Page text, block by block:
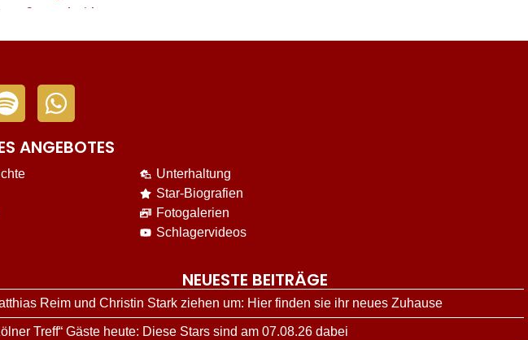
ANGEBOTES
Unterhaltung
Star-Biografien
Fotogalerien
Schlagervideos
NEUESTE BEITRÄGE
Reim und Christin Stark ziehen um: Hier finden sie ihr neues Zuhause
Treff“ Gäste heute: Diese Stars sind am 07.08.26 dabei